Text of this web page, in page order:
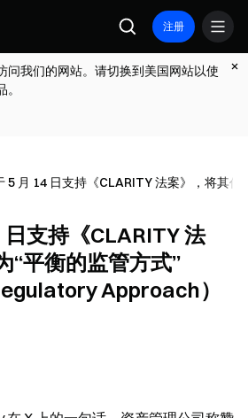
注册
问我们的网站。请切换到美国网站以使
5 月 14 日支持《CLARITY 法案》，将其
支持《CLARITY 法
“平衡的监管方式”
Approach）